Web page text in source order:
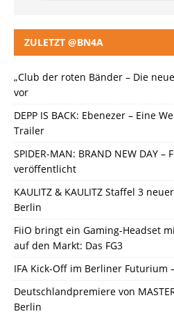
ZULETZT @BN4A
„Club der roten Bänder – Die
vor
DEPP IS BACK: Ebenezer – Eine
Trailer
SPIDER-MAN: BRAND NEW DAY
veröffentlicht
KAULITZ & KAULITZ Staffel 3
Berlin
FiiO bringt ein Gaming-Headset
auf den Markt: Das FG3
IFA Kick-Off im Berliner Futurium
Deutschlandpremiere von
Berlin